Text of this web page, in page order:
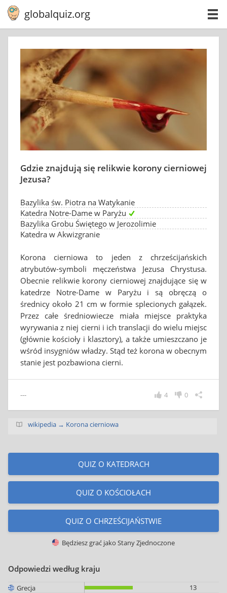
globalquiz.org
Gdzie znajdują się relikwie korony cierniowej
Jezusa?
Bazylika św. Piotra na Watykanie
Katedra Notre-Dame w Paryżu
Bazylika Grobu Świętego w Jerozolimie
Katedra w Akwizgranie
Korona cierniowa to jeden z chrześcijańskich
atrybutów-symboli męczeństwa Jezusa Chrystusa.
Obecnie relikwie korony cierniowej znajdujące się w
katedrze Notre-Dame w Paryżu i są obręczą o
średnicy około 21 cm w formie splecionych gałązek.
Przez całe średniowiecze miała miejsce praktyka
wyrywania z niej cierni i ich translacji do wielu miejsc
(głównie kościoły i klasztory), a także umieszczano je
wśród insygniów władzy. Stąd też korona w obecnym
stanie jest pozbawiona cierni.
--- 0
4
wikipedia → Korona cierniowa
QUIZ O KATEDRACH
QUIZ O KOŚCIOŁACH
QUIZ O CHRZEŚCIJAŃSTWIE
Będziesz grać jako Stany Zjednoczone
Odpowiedzi według kraju
Grecja
13